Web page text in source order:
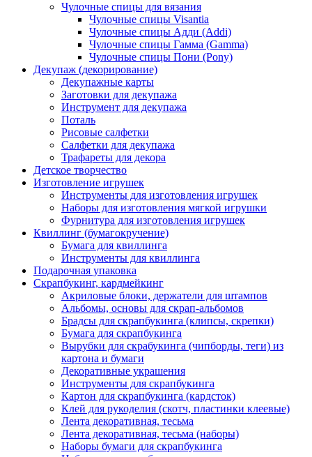
Чулочные спицы для вязания
Чулочные спицы Visantia
Чулочные спицы Адди (Addi)
Чулочные спицы Гамма (Gamma)
Чулочные спицы Пони (Pony)
Декупаж (декорирование)
Декупажные карты
Заготовки для декупажа
Инструмент для декупажа
Поталь
Рисовые салфетки
Салфетки для декупажа
Трафареты для декора
Детское творчество
Изготовление игрушек
Инструменты для изготовления игрушек
Наборы для изготовления мягкой игрушки
Фурнитура для изготовления игрушек
Квиллинг (бумагокручение)
Бумага для квиллинга
Инструменты для квиллинга
Подарочная упаковка
Скрапбукинг, кардмейкинг
Акриловые блоки, держатели для штампов
Альбомы, основы для скрап-альбомов
Брадсы для скрапбукинга (клипсы, скрепки)
Бумага для скрапбукинга
Вырубки для скрабукинга (чипборды, теги) из
картона и бумаги
Декоративные украшения
Инструменты для скрапбукинга
Картон для скрапбукинга (кардсток)
Клей для рукоделия (скотч, пластинки клеевые)
Лента декоративная, тесьма
Лента декоративная, тесьма (наборы)
Наборы бумаги для скрапбукинга